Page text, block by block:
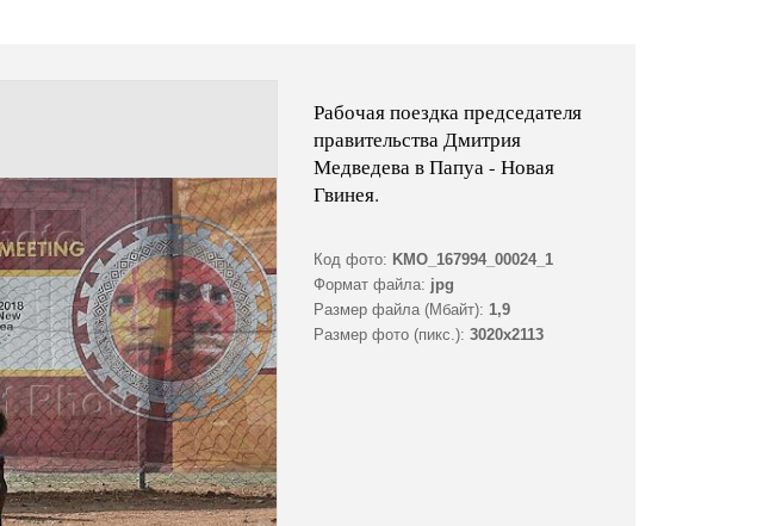
Рабочая поездка председателя
правительства Дмитрия
Медведева в Папуа - Новая
Гвинея.
Код фото: KMO_167994_00024_1
Формат файла: jpg
Размер файла (Мбайт): 1,9
Размер фото (пикс.): 3020x2113